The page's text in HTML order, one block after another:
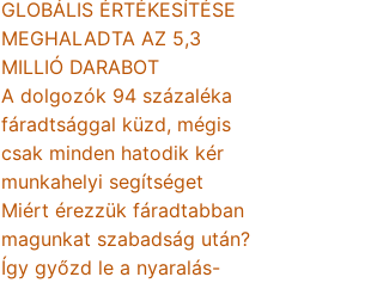
GLOBÁLIS ÉRTÉKESÍTÉSE
MEGHALADTA AZ 5,3
MILLIÓ DARABOT
A dolgozók 94 százaléka
fáradtsággal küzd, mégis
csak minden hatodik kér
munkahelyi segítséget
Miért érezzük fáradtabban
magunkat szabadság után?
Így győzd le a nyaralás-